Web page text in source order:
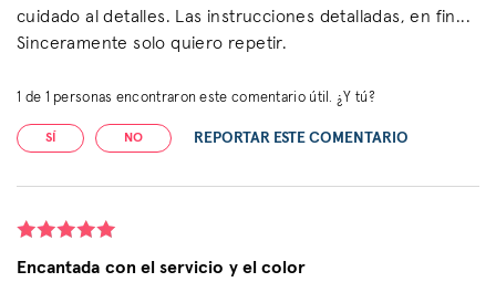
cuidado al detalles. Las instrucciones detalladas, en fin...
Sinceramente solo quiero repetir.
1 de 1 personas encontraron este comentario útil. ¿Y tú?
SÍ NO REPORTAR ESTE COMENTARIO
Encantada con el servicio y el color